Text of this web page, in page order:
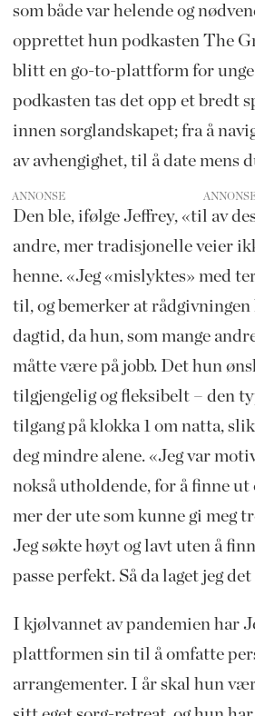
som både var helende og
opprettet hun podkasten The
blitt en go-to-plattform for unge
podkasten tas det opp et bredt
innen sorglandskapet; fra å
av avhengighet, til å date mens
ANNONSE
Den ble, ifølge Jeffrey, «til av
andre, mer tradisjonelle veier
henne. «Jeg «mislyktes» med
til, og bemerker at
dagtid, da hun, som mange
måtte være på jobb. Det hun
tilgjengelig og fleksibelt – den
tilgang på klokka 1 om natta,
deg mindre alene. «Jeg var
nokså utholdende, for å finne ut
mer der ute som kunne gi meg
Jeg søkte høyt og lavt uten å
passe perfekt. Så da laget jeg det
I kjølvannet av pandemien har
plattformen sin til å omfatte
arrangementer. I år skal hun